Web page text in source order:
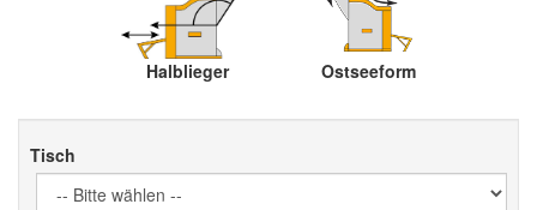
Halblieger Ostseeform
Tisch